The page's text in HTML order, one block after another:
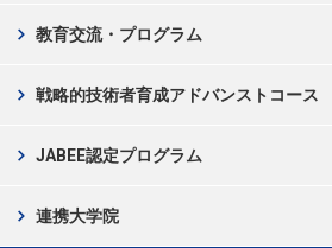
教育交流・プログラム
chevron_right
戦略的技術者育成アドバンストコース
chevron_right
JABEE認定プログラム
chevron_right
連携大学院
chevron_right